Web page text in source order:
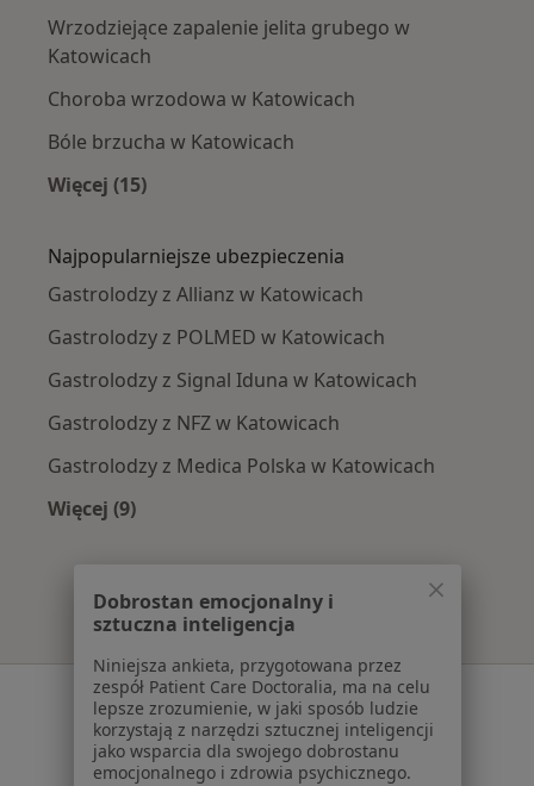
Wrzodziejące zapalenie jelita grubego w
Katowicach
Choroba wrzodowa w Katowicach
Bóle brzucha w Katowicach
Więcej (15)
Najpopularniejsze ubezpieczenia
Gastrolodzy z Allianz w Katowicach
Gastrolodzy z POLMED w Katowicach
Gastrolodzy z Signal Iduna w Katowicach
Gastrolodzy z NFZ w Katowicach
Gastrolodzy z Medica Polska w Katowicach
Więcej (9)
Serwis
Regulamin
Polityka prywatności pacjentów
Dobrostan emocjonalny i
sztuczna inteligencja
Niniejsza ankieta, przygotowana przez
zespół Patient Care Doctoralia, ma na celu
lepsze zrozumienie, w jaki sposób ludzie
korzystają z narzędzi sztucznej inteligencji
jako wsparcia dla swojego dobrostanu
emocjonalnego i zdrowia psychicznego.